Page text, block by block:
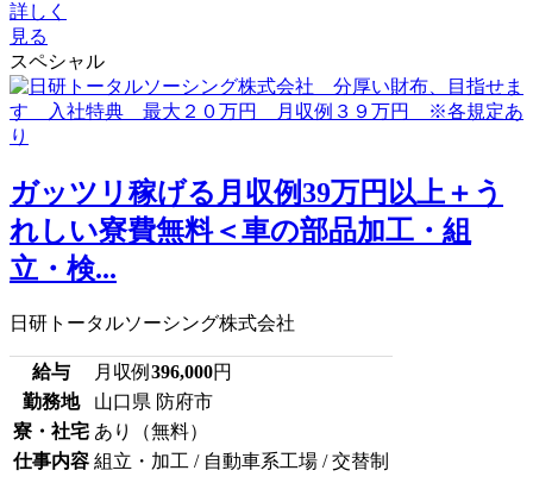
詳しく
見る
スペシャル
ガッツリ稼げる月収例39万円以上＋う
れしい寮費無料＜車の部品加工・組
立・検...
日研トータルソーシング株式会社
給与 月収例 396,000円
勤務地
山口県 防府市
寮・社宅 あり（無料）
仕事内容 組立・加工 / 自動車系工場 / 交替制